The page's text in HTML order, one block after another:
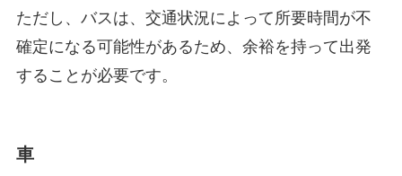
ただし、バスは、交通状況によって所要時間が不
確定になる可能性があるため、余裕を持って出発
することが必要です。
車